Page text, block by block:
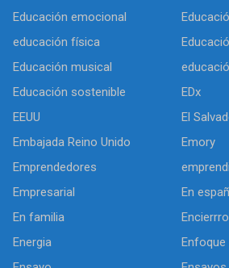
Educación emocional
educación física
Educación musical
Educación sostenible
EDx
EEUU
El
Embajada Reino Unido
Emory
Emprendedores
Empresarial
En
En familia
Encierrro
Energia
Enfoque